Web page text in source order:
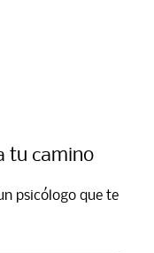
tu camino​
psicólogo que te